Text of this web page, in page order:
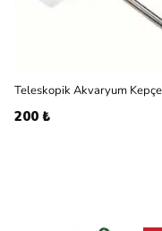
Teleskopik Akvaryum
200 ₺